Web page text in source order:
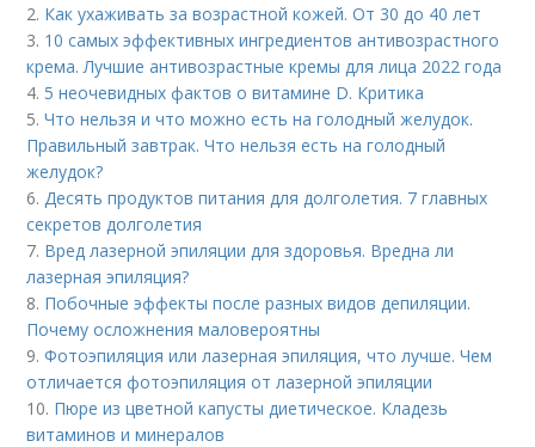
2. Как ухаживать за возрастной кожей. От 30 до 40 лет
3. 10 самых эффективных ингредиентов антивозрастного
крема. Лучшие антивозрастные кремы для лица 2022 года
4. 5 неочевидных фактов о витамине D. Критика
5.Что нельзя и что можно есть на голодный желудок.
Правильный завтрак. Что нельзя есть на голодный
желудок?
6.Десять продуктов питания для долголетия. 7 главных
секретов долголетия
7. Вред лазерной эпиляции для здоровья. Вредна ли
лазерная эпиляция?
8. Побочные эффекты после разных видов депиляции.
Почему осложнения маловероятны
9.Фотоэпиляция или лазерная эпиляция, что лучше. Чем
отличается фотоэпиляция от лазерной эпиляции
10. Пюре из цветной капусты диетическое. Кладезь
витаминов и минералов